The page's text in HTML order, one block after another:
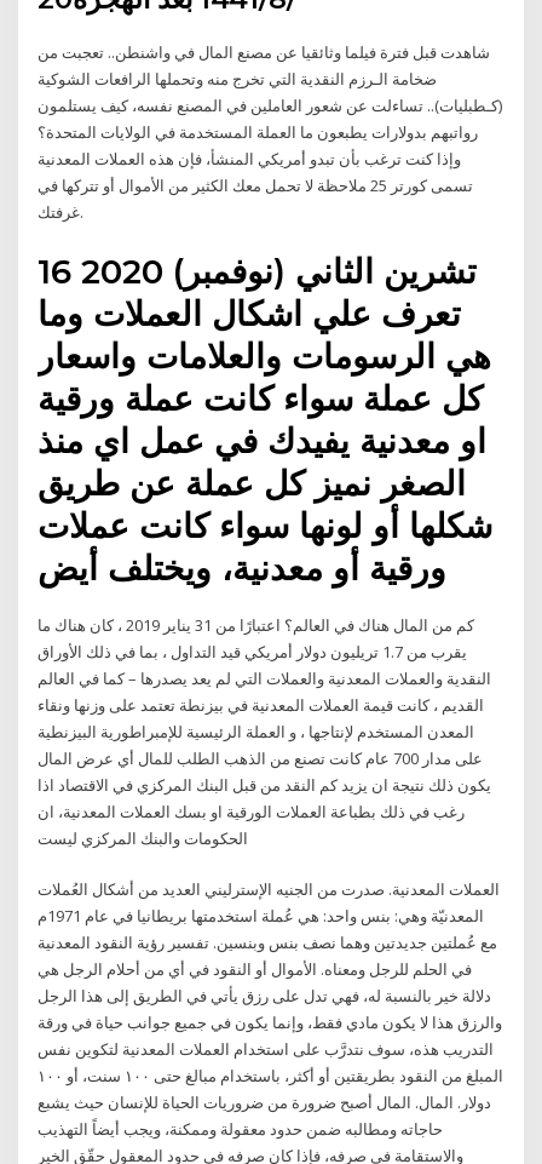
شاهدت قبل فترة فيلما وثائقيا عن مصنع المال في واشنطن.. تعجبت من
ضخامة الـرزم النقدية التي تخرج منه وتحملها الرافعات الشوكية
(كـطبليات).. تساءلت عن شعور العاملين في المصنع نفسه، كيف يستلمون
رواتبهم بدولارات يطبعون ما العملة المستخدمة في الولايات المتحدة؟
وإذا كنت ترغب بأن تبدو أمريكي المنشأ، فإن هذه العملات المعدنية
تسمى كورتر 25 ملاحظة لا تحمل معك الكثير من الأموال أو تتركها في
غرفتك.
16 تشرين الثاني (نوفمبر) 2020
تعرف علي اشكال العملات وما
هي الرسومات والعلامات واسعار
كل عملة سواء كانت عملة ورقية
او معدنية يفيدك في عمل اي منذ
الصغر نميز كل عملة عن طريق
شكلها أو لونها سواء كانت عملات
ورقية أو معدنية، ويختلف أيض
كم من المال هناك في العالم؟ اعتبارًا من 31 يناير 2019 ، كان هناك ما
يقرب من 1.7 تريليون دولار أمريكي قيد التداول ، بما في ذلك الأوراق
النقدية والعملات المعدنية والعملات التي لم يعد يصدرها – كما في العالم
القديم ، كانت قيمة العملات المعدنية في بيزنطة تعتمد على وزنها ونقاء
المعدن المستخدم لإنتاجها ، و العملة الرئيسية للإمبراطورية البيزنطية
على مدار 700 عام كانت تصنع من الذهب الطلب للمال أي عرض المال
يكون ذلك نتيجة ان يزيد كم النقد من قبل البنك المركزي في الاقتصاد اذا
رغب في ذلك بطباعة العملات الورقية او بسك العملات المعدنية، ان
الحكومات والبنك المركزي ليست
العملات المعدنية. صدرت من الجنيه الإسترليني العديد من أشكال العُملات
المعدنيّة وهي: بنس واحد: هي عُملة استخدمتها بريطانيا في عام 1971م
مع عُملتين جديدتين وهما نصف بنس وبنسين. تفسير رؤية النقود المعدنية
في الحلم للرجل ومعناه. الأموال أو النقود في أي من أحلام الرجل هي
دلالة خير بالنسبة له، فهي تدل على رزق يأتي في الطريق إلى هذا الرجل
والرزق هذا لا يكون مادي فقط، وإنما يكون في جميع جوانب حياة في ورقة
التدريب هذه، سوف نتدرَّب على استخدام العملات المعدنية لتكوين نفس
المبلغ من النقود بطريقتين أو أكثر، باستخدام مبالغ حتى ۱۰۰ سنت، أو ۱۰۰
دولار. المال. المال أصبح ضرورة من ضروريات الحياة للإنسان حيث يشبع
حاجاته ومطالبه ضمن حدود معقولة وممكنة، ويجب أيضاً التهذيب
والاستقامة في صرفه، فإذا كان صرفه في حدود المعقول حقّق الخير